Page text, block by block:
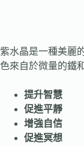
紫水晶是一種美麗
色來自於微量的鐵
提升智慧
促進平靜
增強自信
促進冥想